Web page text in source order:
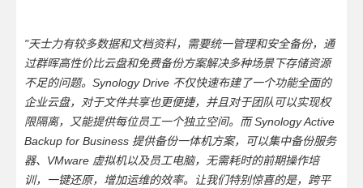
"天士力有较多数据和文档资料，需要统一管理和安全备份，通
过群晖高性价比云盘和免费备份方案解决多种场景下存储资源
不足的问题。Synology Drive 不仅快速布建了一个功能全面的
企业云盘，对于文件共享也更便捷，并且对于团队可以实现权
限隔离，又能提供每位员工一个独立空间。而 Synology Active
Backup for Business 提供备份一体机方案，可以集中备份服务
器、VMware 虚拟机以及员工电脑，无需耗时的前期操作培
训，一键还原，增加运维的效率。让我们特别惊喜的是，跨平